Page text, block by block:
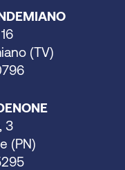
(TV)
3
(PN)